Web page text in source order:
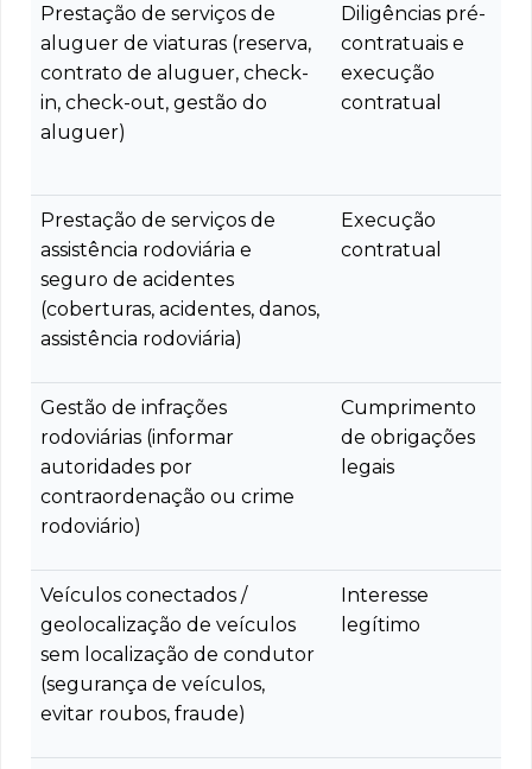
Prestação de serviços de
aluguer de viaturas (reserva,
contrato de aluguer, check-
in, check-out, gestão do
aluguer)
Diligências pré-
contratuais e
execução
contratual
Prestação de serviços de
assistência rodoviária e
seguro de acidentes
(coberturas, acidentes, danos,
assistência rodoviária)
Execução
contratual
Gestão de infrações
rodoviárias (informar
autoridades por
contraordenação ou crime
rodoviário)
Cumprimento
de obrigações
legais
Veículos conectados /
geolocalização de veículos
sem localização de condutor
(segurança de veículos,
evitar roubos, fraude)
Interesse
legítimo